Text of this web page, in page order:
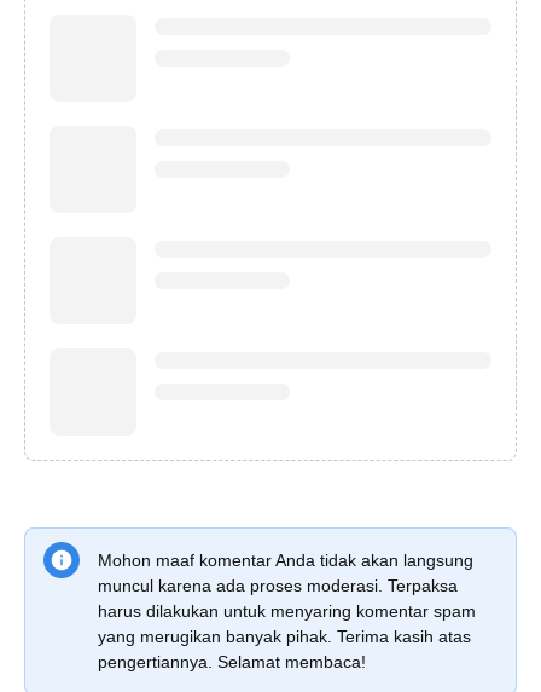
Mohon maaf komentar Anda tidak akan langsung
muncul karena ada proses moderasi. Terpaksa
harus dilakukan untuk menyaring komentar spam
yang merugikan banyak pihak. Terima kasih atas
pengertiannya. Selamat membaca!